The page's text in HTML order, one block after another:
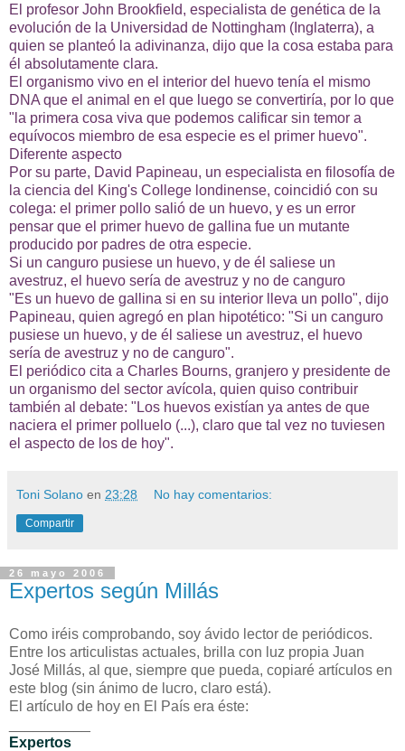
El profesor John Brookfield, especialista de genética de la
evolución de la Universidad de Nottingham (Inglaterra), a
quien se planteó la adivinanza, dijo que la cosa estaba para
él absolutamente clara.
El organismo vivo en el interior del huevo tenía el mismo
DNA que el animal en el que luego se convertiría, por lo que
"la primera cosa viva que podemos calificar sin temor a
equívocos miembro de esa especie es el primer huevo".
Diferente aspecto
Por su parte, David Papineau, un especialista en filosofía de
la ciencia del King's College londinense, coincidió con su
colega: el primer pollo salió de un huevo, y es un error
pensar que el primer huevo de gallina fue un mutante
producido por padres de otra especie.
Si un canguro pusiese un huevo, y de él saliese un
avestruz, el huevo sería de avestruz y no de canguro
"Es un huevo de gallina si en su interior lleva un pollo", dijo
Papineau, quien agregó en plan hipotético: "Si un canguro
pusiese un huevo, y de él saliese un avestruz, el huevo
sería de avestruz y no de canguro".
El periódico cita a Charles Bourns, granjero y presidente de
un organismo del sector avícola, quien quiso contribuir
también al debate: "Los huevos existían ya antes de que
naciera el primer polluelo (...), claro que tal vez no tuviesen
el aspecto de los de hoy".
Toni Solano en 23:28 No hay comentarios:
Compartir
26 mayo 2006
Expertos según Millás
Como iréis comprobando, soy ávido lector de periódicos.
Entre los articulistas actuales, brilla con luz propia Juan
José Millás, al que, siempre que pueda, copiaré artículos en
este blog (sin ánimo de lucro, claro está).
El artículo de hoy en El País era éste:
Expertos